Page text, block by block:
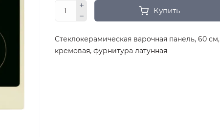
Купить
Cтеклокерамическая варочная панель, 60 см,
кремовая, фурнитура латунная